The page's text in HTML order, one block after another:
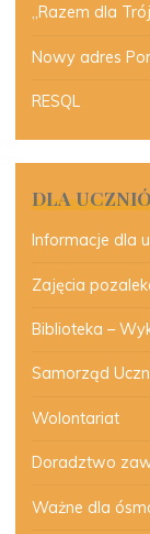
„Razem dla
Nowy adres
RESQL
DLA
Informacje dla
Zajęcia
Biblioteka –
Samorząd
Wolontariat
Doradztwo
Ważne dla